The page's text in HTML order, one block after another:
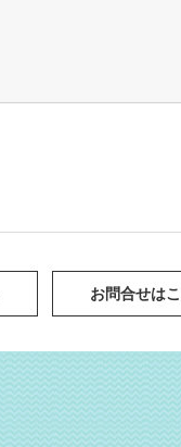
お問合せは